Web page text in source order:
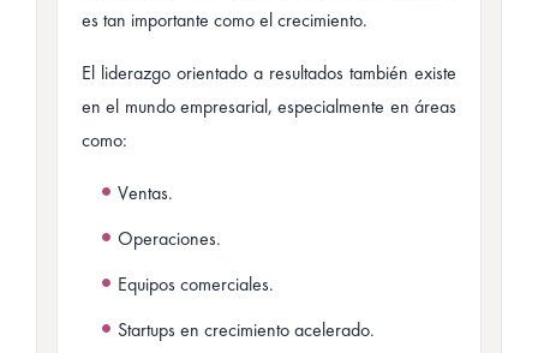
es tan importante como el crecimiento.
El liderazgo orientado a resultados también existe
en el mundo empresarial, especialmente en áreas
como:
Ventas.
Operaciones.
Equipos comerciales.
Startups en crecimiento acelerado.